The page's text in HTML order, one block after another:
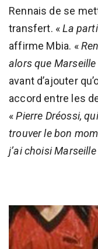
Rennais de se
transfert. «La
affirme Mbia. «
alors que
avant d’ajouter
accord entre les
«Pierre Dréossi,
trouver le bon
j’ai choisi Marseille